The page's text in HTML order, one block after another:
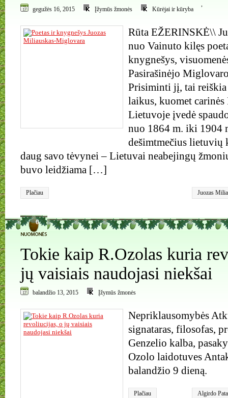
gegužės 16, 2015 Įžymūs žmonės
,
Kūrėjai ir kūryba
Rūta EŽERINSKĖ\\
nuo Vainuto kilęs
knygnešys,
Pasirašinėjo
Prisiminti jį, tai
laikus, kuomet
Lietuvoje įvedė
nuo 1864 m. iki 1904
dešimtmečius
daug savo tėvynei – Lietuvai neabejingų
buvo leidžiama […]
Plačiau
Juozas
0
Tokie kaip R.Ozolas kuria
jų vaisiais naudojasi niekšai
balandžio 13, 2015 Įžymūs žmonės
Nepriklausomybės
signataras, filosofas,
Genzelio kalba,
Ozolo laidotuves
balandžio 9 dieną.
Plačiau
Algirdo